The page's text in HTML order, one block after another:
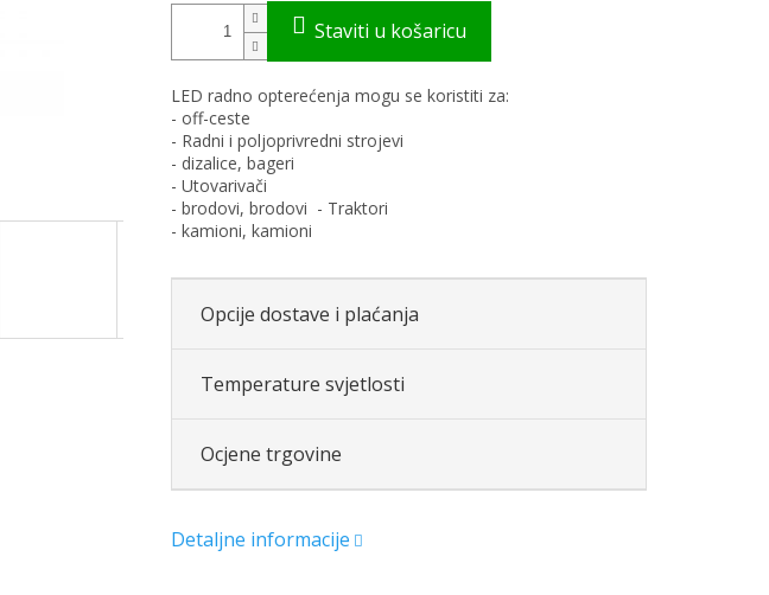
LED radno opterećenja mogu se koristiti za:
- off-ceste
- Radni i poljoprivredni strojevi
- dizalice, bageri
- Utovarivači
- brodovi, brodovi - Traktori
- kamioni, kamioni
Opcije dostave i plaćanja
Temperature svjetlosti
Ocjene trgovine